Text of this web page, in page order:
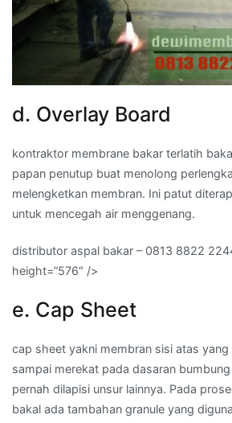
d. Overlay Board
kontraktor membrane bakar terlatih
papan penutup buat menolong
melengketkan membran. Ini patut
untuk mencegah air menggenang.
distributor aspal bakar – 0813 8822
height=”576″ />
e. Cap Sheet
cap sheet yakni membran sisi atas
sampai merekat pada dasaran
pernah dilapisi unsur lainnya. Pada
bakal ada tambahan granule yang